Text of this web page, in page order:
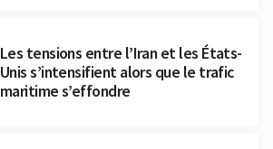
Les tensions entre l’Iran et les États-
Unis s’intensifient alors que le trafic
maritime s’effondre